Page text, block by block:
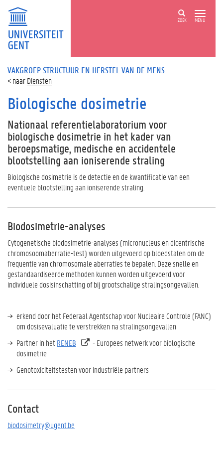
ZOEK MENU
VAKGROEP STRUCTUUR EN HERSTEL VAN DE MENS
Diensten
Biologische dosimetrie
Nationaal referentielaboratorium voor
biologische dosimetrie in het kader van
beroepsmatige, medische en accidentele
blootstelling aan ioniserende straling
Biologische dosimetrie is de detectie en de kwantificatie van een
eventuele blootstelling aan ioniserende straling.
Biodosimetrie-analyses
Cytogenetische biodosimetrie-analyses (micronucleus en dicentrische
chromosoomaberratie-test) worden uitgevoerd op bloedstalen om de
frequentie van chromosomale aberraties te bepalen. Deze snelle en
gestandaardiseerde methoden kunnen worden uitgevoerd voor
individuele dosisinschatting of bij grootschalige stralingsongevallen.
erkend door het Federaal Agentschap voor Nucleaire Controle (FANC)
om dosisevaluatie te verstrekken na stralingsongevallen
Partner in hetRENEB
- Europees netwerk voor biologische
dosimetrie
Genotoxiciteitstesten voor industriële partners
Contact
biodosimetry@ugent.be